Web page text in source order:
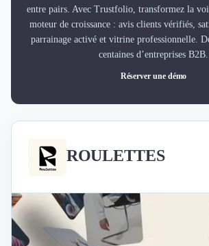
entre pairs. Avec Trustfolio, transformez la
moteur de croissance : avis clients vérifiés,
parrainage activé et vitrine professionnelle.
centaines d’entreprises B2B.
Réserver une démo
ROULETTES